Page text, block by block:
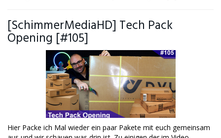
[SchimmerMediaHD] Tech Pack
Opening [#105]
Hier Packe ich Mal wieder ein paar Pakete mit euch gemeinsam